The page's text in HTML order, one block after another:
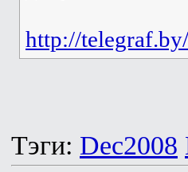
http://
Тэги: Dec2008